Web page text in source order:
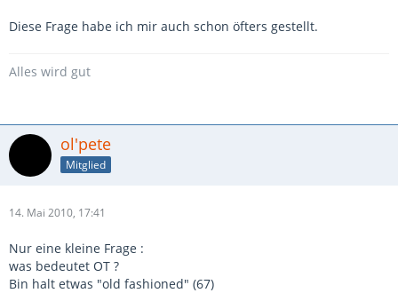
jedoch meine 14 x 5 Maple mit extended Snares niemals
Diese Frage habe ich mir auch schon öfters gestellt.
Alles wird gut
ol'pete
Mitglied
14. Mai 2010, 17:41
Nur eine kleine Frage :
was bedeutet OT ?
Bin halt etwas "old fashioned" (67)